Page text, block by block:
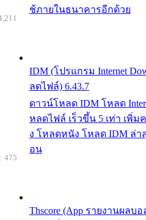
ช้ภายในธนาคารอีกด้วย
IDM (โปรแกรม Internet
ลดไฟล์) 6.43.7
ดาวน์โหลด IDM โหลด
หลดไฟล์ เร็วขึ้น 5 เท่า เพิ่ม
ง โหลดหนัง โหลด IDM ล่า
อน
Thscore (App รายงานผล
475